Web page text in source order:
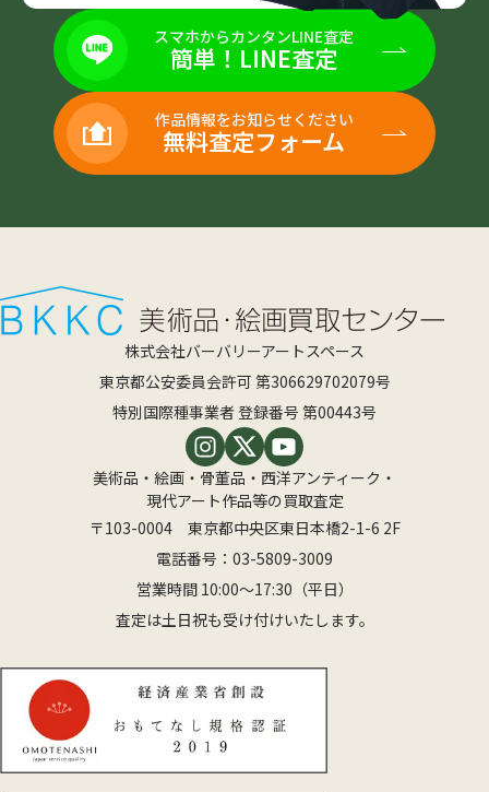
スマホからカンタンLINE査定
簡単！LINE査定
作品情報をお知らせください
無料査定フォーム
株式会社バーバリーアートスペース
東京都公安委員会許可 第306629702079号
特別国際種事業者 登録番号 第00443号
美術品・絵画・骨董品・西洋アンティーク・
現代アート作品等の買取査定
〒103-0004 東京都中央区東日本橋2-1-6 2F
電話番号： 03-5809-3009
営業時間 10:00〜17:30（平日）
査定は土日祝も受け付けいたします。